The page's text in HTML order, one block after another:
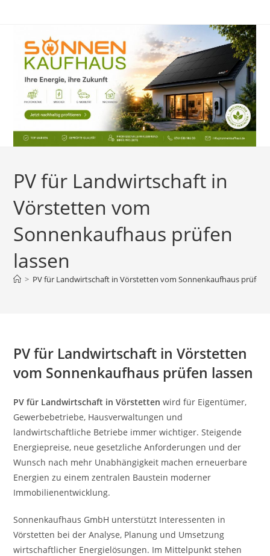
PV für Landwirtschaft in
Vörstetten vom
Sonnenkaufhaus prüfen
lassen
> PV für Landwirtschaft in Vörstetten vom Sonnenkaufhaus prüfen
PV für Landwirtschaft in Vörstetten
vom Sonnenkaufhaus prüfen lassen
PV für Landwirtschaft in Vörstetten wird für Eigentümer,
Gewerbebetriebe, Hausverwaltungen und
landwirtschaftliche Betriebe immer wichtiger. Steigende
Energiepreise, neue gesetzliche Anforderungen und der
Wunsch nach mehr Unabhängigkeit machen erneuerbare
Energien zu einem zentralen Baustein moderner
Immobilienentwicklung.
Sonnenkaufhaus GmbH unterstützt Interessenten in
Vörstetten bei der Analyse, Planung und Umsetzung
wirtschaftlicher Energielösungen. Im Mittelpunkt stehen